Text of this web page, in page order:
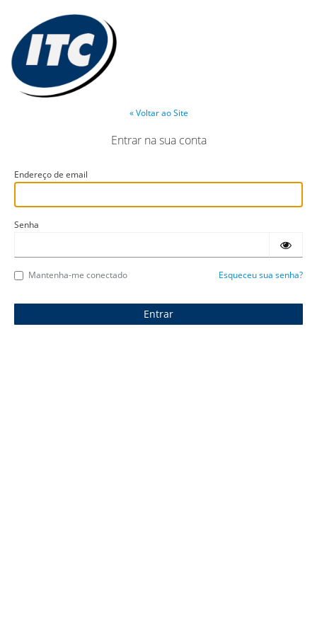
« Voltar ao Site
Entrar na sua conta
Endereço de email
Senha
Mantenha-me conectado Esqueceu sua senha?